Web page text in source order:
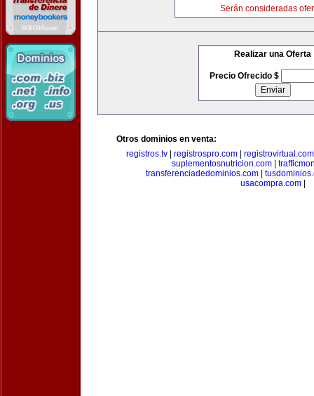
Serán consideradas
Realizar una Oferta
Precio Ofrecido $
Otros dominios en venta:
registros.tv
registrospro.com
registrovirtual.com
suplementosnutricion.com|
transferenciadedominios.com|
usacompra.com|